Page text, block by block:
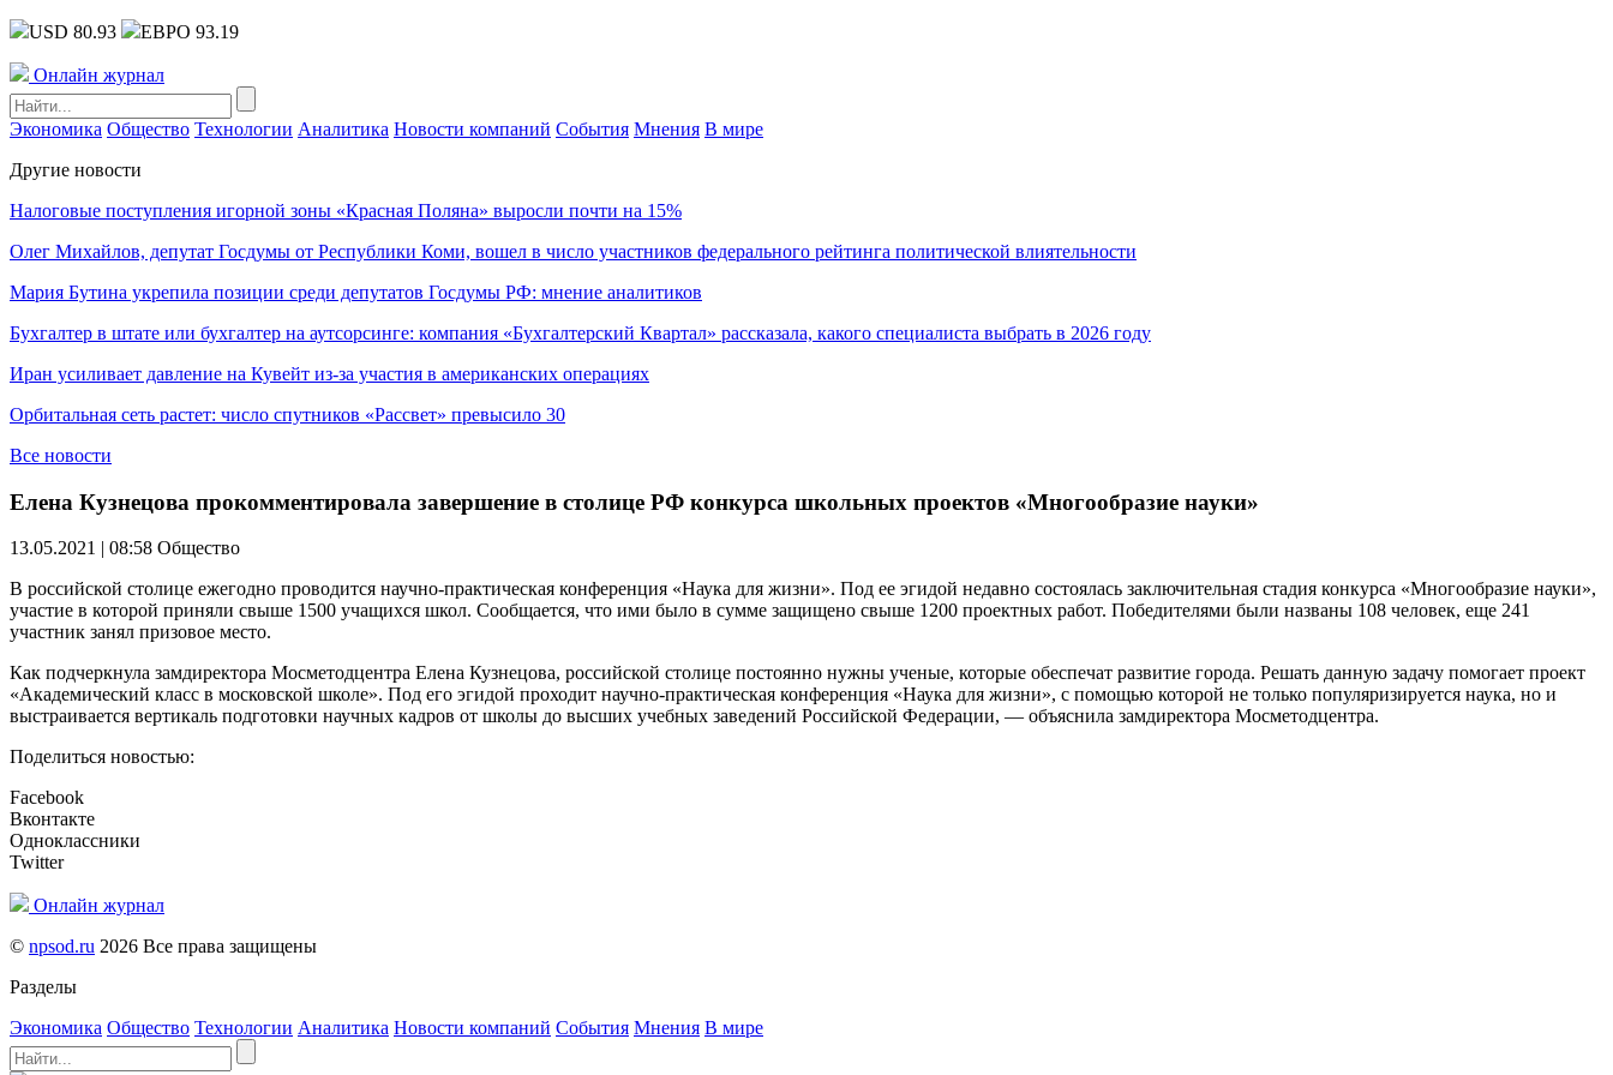
USD 80.93 ЕВРО 93.19
Онлайн журнал
Экономика Общество Технологии Аналитика Новости компаний События Мнения В мире
Другие новости
Налоговые поступления игорной зоны «Красная Поляна» выросли почти на 15%
Олег Михайлов, депутат Госдумы от Республики Коми, вошел в число участников федерального рейтинга политической влиятельности
Мария Бутина укрепила позиции среди депутатов Госдумы РФ: мнение аналитиков
Бухгалтер в штате или бухгалтер на аутсорсинге: компания «Бухгалтерский Квартал» рассказала, какого специалиста выбрать в 2026 году
Иран усиливает давление на Кувейт из-за участия в американских операциях
Орбитальная сеть растет: число спутников «Рассвет» превысило 30
Все новости
Елена Кузнецова прокомментировала завершение в столице РФ конкурса школьных проектов «Многообразие науки»
13.05.2021 | 08:58 Общество
В российской столице ежегодно проводится научно-практическая конференция «Наука для жизни». Под ее эгидой недавно состоялась заключительная стадия конкурса «Многообразие науки»,
участие в которой приняли свыше 1500 учащихся школ. Сообщается, что ими было в сумме защищено свыше 1200 проектных работ. Победителями были названы 108 человек, еще 241
участник занял призовое место.
Как подчеркнула замдиректора Мосметодцентра Елена Кузнецова, российской столице постоянно нужны ученые, которые обеспечат развитие города. Решать данную задачу помогает проект
«Академический класс в московской школе». Под его эгидой проходит научно-практическая конференция «Наука для жизни», с помощью которой не только популяризируется наука, но и
выстраивается вертикаль подготовки научных кадров от школы до высших учебных заведений Российской Федерации, — объяснила замдиректора Мосметодцентра.
Поделиться новостью:
Facebook
Вконтакте
Одноклассники
Twitter
Онлайн журнал
© npsod.ru 2026 Все права защищены
Разделы
Экономика Общество Технологии Аналитика Новости компаний События Мнения В мире